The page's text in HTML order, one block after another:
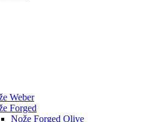
Weber
Forged
Nože Forged Olive